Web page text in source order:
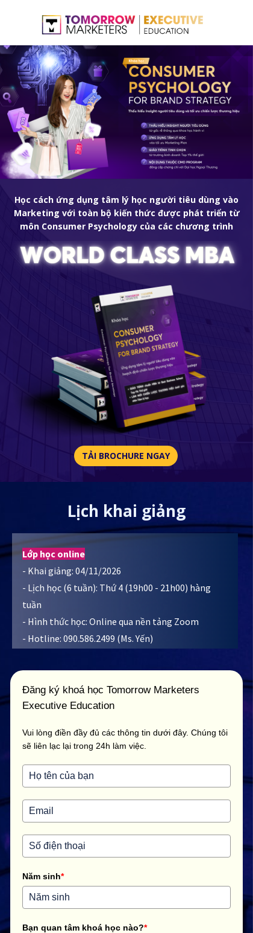
TẢI BROCHURE NGAY
Học cách ứng dụng tâm lý học người tiêu dùng vào
Marketing với toàn bộ kiến thức được phát triển từ
môn Consumer Psychology của các chương trình
Lịch khai giảng
Lớp học online
- Khai giảng: 04/11/2026
- Lịch học (6 tuần): Thứ 4 (19h00 - 21h00) hàng
tuần
- Hình thức học: Online qua nền tảng Zoom
- Hotline: 090.586.2499 (Ms. Yến)
Đăng ký khoá học Tomorrow Marketers
Executive Education
Vui lòng điền đầy đủ các thông tin dưới đây. Chúng tôi
sẽ liên lạc lại trong 24h làm việc.
Năm sinh*
Bạn quan tâm khoá học nào?*